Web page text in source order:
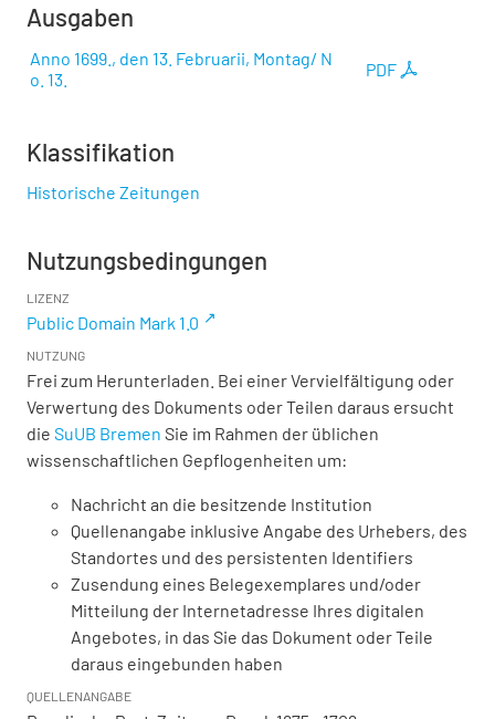
Ausgaben
PDF
Anno 1699., den 13. Februarii, Montag/ N
o. 13.
Klassifikation
Historische Zeitungen
Nutzungsbedingungen
LIZENZ
Public Domain Mark 1.0
NUTZUNG
Frei zum Herunterladen. Bei einer Vervielfältigung oder
Verwertung des Dokuments oder Teilen daraus ersucht
die SuUB Bremen Sie im Rahmen der üblichen
wissenschaftlichen Gepflogenheiten um:
Nachricht an die besitzende Institution
Quellenangabe inklusive Angabe des Urhebers, des
Standortes und des persistenten Identifiers
Zusendung eines Belegexemplares und/oder
Mitteilung der Internetadresse Ihres digitalen
Angebotes, in das Sie das Dokument oder Teile
daraus eingebunden haben
QUELLENANGABE